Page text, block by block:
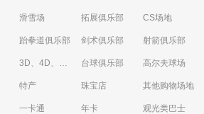
滑雪场 拓展俱乐部 CS场地
跆拳道俱乐部 剑术俱乐部 射箭俱乐部
3D、4D、5D艺术体验馆 台球俱乐部 高尔夫球场
特产 珠宝店 其他购物场地
一卡通 年卡 观光类巴士